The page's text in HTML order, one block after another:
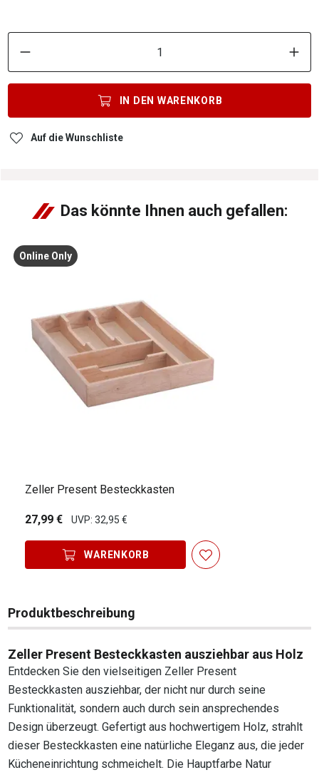
IN DEN WARENKORB
Auf die Wunschliste
Das könnte Ihnen auch gefallen:
Online Only
Zeller Present Besteckkasten
27,99 € UVP: 32,95 €
WARENKORB
Produktbeschreibung
Zeller Present Besteckkasten ausziehbar aus Holz
Entdecken Sie den vielseitigen Zeller Present
Besteckkasten ausziehbar, der nicht nur durch seine
Funktionalität, sondern auch durch sein ansprechendes
Design überzeugt. Gefertigt aus hochwertigem Holz, strahlt
dieser Besteckkasten eine natürliche Eleganz aus, die jeder
Kücheneinrichtung schmeichelt. Die Hauptfarbe Natur